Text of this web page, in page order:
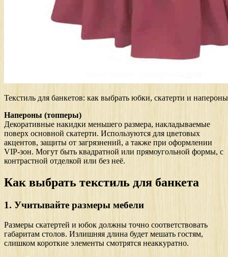
Текстиль для банкетов: как выбрать юбки, скатерти и напероны
Напероны (топперы)
Декоративные накидки меньшего размера, накладываемые
поверх основной скатерти. Используются для цветовых
акцентов, защиты от загрязнений, а также при оформлении
VIP-зон. Могут быть квадратной или прямоугольной формы, с
контрастной отделкой или без неё.
Как выбрать текстиль для банкета
1. Учитывайте размеры мебели
Размеры скатертей и юбок должны точно соответствовать
габаритам столов. Излишняя длина будет мешать гостям,
слишком короткие элементы смотрятся неаккуратно.